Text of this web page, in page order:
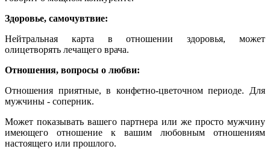
Здоровье, самочувтвие:
Нейтральная карта в отношении здоровья, может
олицетворять лечащего врача.
Отношения, вопросы о любви:
Отношения приятные, в конфетно-цветочном периоде. Для
мужчины - соперник.
Может показывать вашего партнера или же просто мужчину
имеющего отношение к вашим любовным отношениям
настоящего или прошлого.